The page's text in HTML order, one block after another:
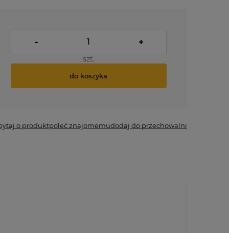
- +
szt.
do koszyka
o produktpoleć znajomemudodaj do przechowalni